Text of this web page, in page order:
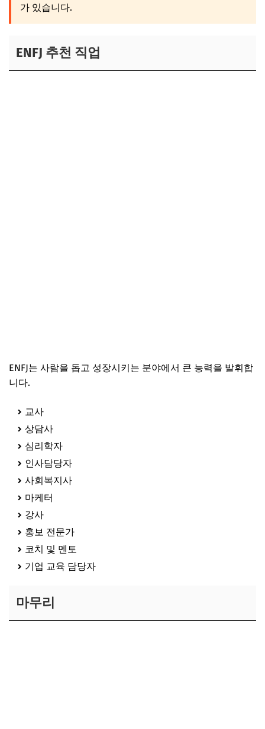
가 있습니다.
ENFJ 추천 직업
ENFJ는 사람을 돕고 성장시키는 분야에서 큰 능력을 발휘합
니다.
교사
상담사
심리학자
인사담당자
사회복지사
마케터
강사
홍보 전문가
코치 및 멘토
기업 교육 담당자
마무리